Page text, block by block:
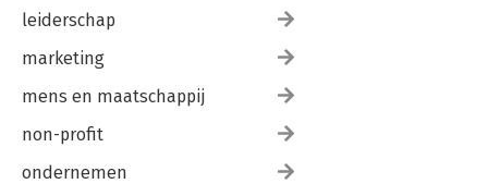
leiderschap
marketing
mens en maatschappij
non-profit
ondernemen